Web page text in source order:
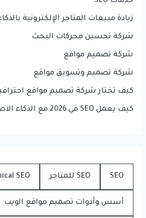
زيادة مبيعات المتاجر الإلكترونية
شركة تحسين محركات البحث
شركة تصميم مواقع
شركة تصميم وتسويق مواقع
كيف تختار شركة تصميم مواقع
كيف يعمل SEO في 2026 مع الذكاء الاصطناعي
SEO SEO للمتاجر SEO
أسس وأدوات تصميم مواقع الويب